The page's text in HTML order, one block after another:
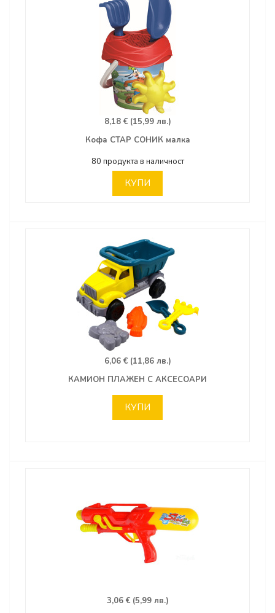
8,18 € (15,99 лв.)
Кофа СТАР СОНИК малка
80 продукта в наличност
КУПИ
6,06 € (11,86 лв.)
КАМИОН ПЛАЖЕН С АКСЕСОАРИ
КУПИ
3,06 € (5,99 лв.)